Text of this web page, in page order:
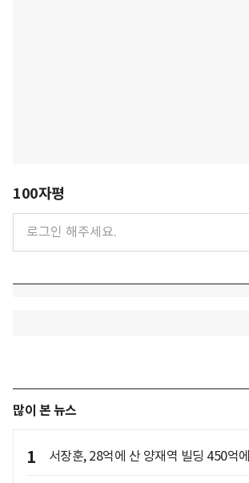
100자평
많이 본 뉴스
1 서장훈, 28억에 산 양재역 빌딩 450억